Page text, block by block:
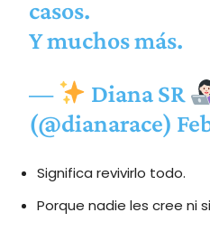
casos.
Y muchos más.
—
Diana SR
(@dianarace)
Significa revivirlo todo.
Porque nadie les cree ni